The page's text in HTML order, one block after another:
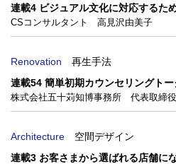
連載4 ビジュアル文化に対応するた
CSコンサルタント 高見沢由美子
Renovation
再生手法
連載54 簡単初期カウンセリングトー
株式会社五十苅知博事務所 代表取締
Architecture
空間デザイン
連載3 お客さまから選ばれる店舗に